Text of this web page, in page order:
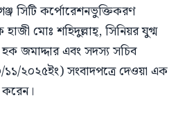
সিটি কর্পোরেশনভুক্তিকরণ
হাজী মোঃ শহিদুল্লাহ্, সিনিয়র যুগ্ম
জমাদ্দার এবং সদস্য সচিব
২০২৫ইং) সংবাদপত্রে দেওয়া এক